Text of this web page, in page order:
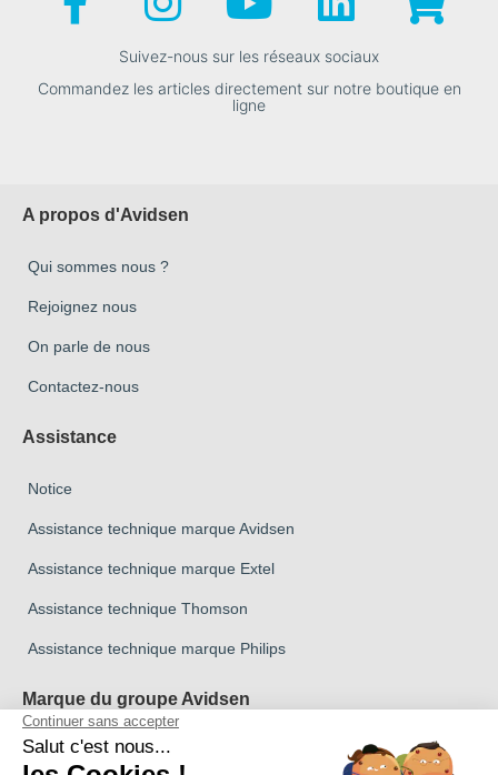
Suivez-nous sur les réseaux sociaux
Commandez les articles directement sur notre boutique en
ligne
A propos d'Avidsen
Qui sommes nous ?
Rejoignez nous
On parle de nous
Contactez-nous
Assistance
Notice
Assistance technique marque Avidsen
Assistance technique marque Extel
Assistance technique Thomson
Assistance technique marque Philips
Marque du groupe Avidsen
Marque Avidsen